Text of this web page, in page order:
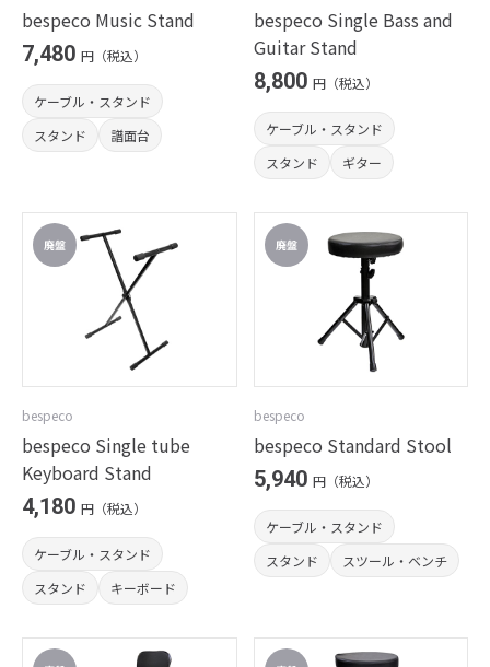
bespeco Music Stand
7,480 円（税込）
ケーブル・スタンド
スタンド
譜面台
bespeco Single Bass and
Guitar Stand
8,800 円（税込）
ケーブル・スタンド
スタンド
ギター
bespeco
bespeco Single tube
Keyboard Stand
4,180 円（税込）
ケーブル・スタンド
スタンド
キーボード
bespeco
bespeco Standard Stool
5,940 円（税込）
ケーブル・スタンド
スタンド
スツール・ベンチ